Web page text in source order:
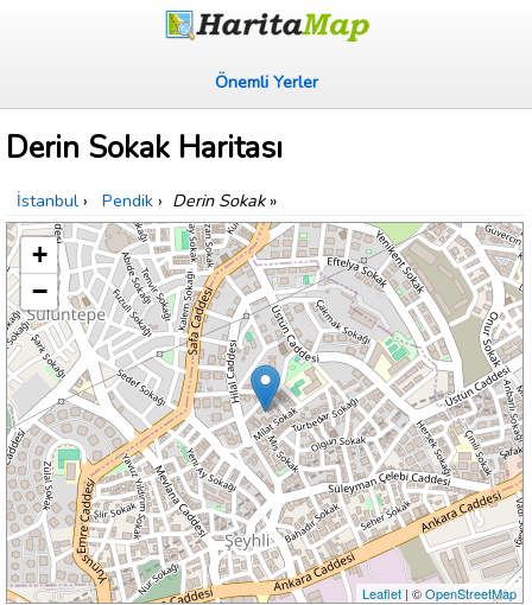
Önemli Yerler
Derin Sokak Haritası
İstanbul › Pendik › Derin Sokak»
+
−
Leaflet| ©OpenStreetMap